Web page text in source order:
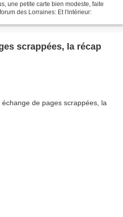
une petite carte bien modeste, faite
des Lorraines: Et l'intérieur:
scrappées, la récap